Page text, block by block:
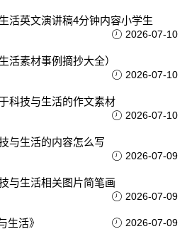
活英文演讲稿4分钟内容小学生
2026-07-10
活素材事例摘抄大全）
2026-07-10
科技与生活的作文素材
2026-07-10
与生活的内容怎么写
2026-07-09
与生活相关图片简笔画
2026-07-09
生活》 2026-07-09